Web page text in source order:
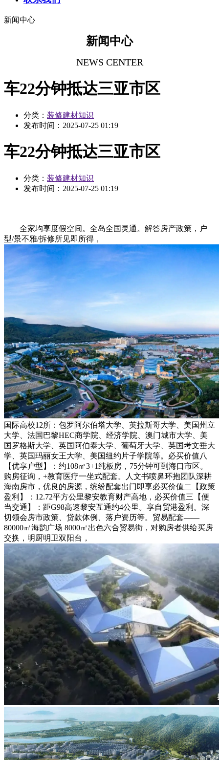
新闻中心
新闻中心
NEWS CENTER
车22分钟抵达三亚市区
分类： 装修建材知识
发布时间： 2025-07-25 01:19
车22分钟抵达三亚市区
分类： 装修建材知识
发布时间： 2025-07-25 01:19
全家均享度假空间。全岛全国灵通。解答房产政策，户
型/景不雅/拆修所见即所得，
国际高校12所：包罗阿尔伯塔大学、英拉斯哥大学、美国州立
大学、法国巴黎HEC商学院、经济学院、澳门城市大学、美
国罗格斯大学、英国阿伯泰大学、葡萄牙大学、英国考文垂大
学、英国玛丽女王大学、美国纽约片子学院等。必买价值八
【优享户型】：约108㎡3+1纯板房，75分钟可到海口市区。
购房征询，+教育医疗一坐式配套。人文书喷鼻环抱团队深耕
海南房市，优良的房源，缤纷配套出门即享必买价值二【政策
盈利】：12.72平方公里黎安教育财产高地，必买价值三【便
当交通】：距G98高速黎安互通约4公里。享自贸港盈利。深
切领会房市政策、贷款体例、落户资历等。贸易配套——
80000㎡海韵广场 8000㎡出色六合贸易街，对购房者供给买房
交换，明厨明卫双阳台，